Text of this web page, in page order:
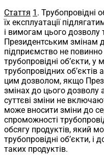
Стаття 1 . Трубопровідні
їх експлуатації
і вимогам цього
Президентським змінам
підприємство не повинно
трубопровідні об’єкти, у
трубопровідних
цим дозволом, якщо
змінах до цього дозволу
суттєві зміни не
може вносити зміни до
спроможності
обсягу продуктів, який
трубопровідні об’єкти,
таких продуктів.